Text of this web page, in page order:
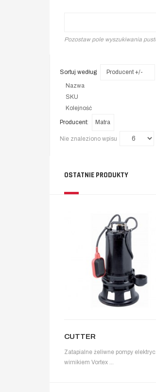
Pozostaw pole wyszukiwania
Sortuj według
Producent +/-
Nazwa
SKU
Kolejność
Producent: Matra
Nie znaleziono wpisu
OSTATNIE PRODUKTY
CUTTER
Zatapialne żeliwne pompy
wirnikiem Vortex ...